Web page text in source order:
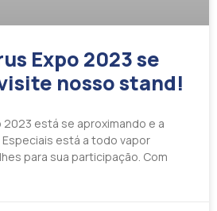
Expo 2023 se
nosso stand!
está se aproximando e a
Especiais está a todo vapor
para sua participação. Com